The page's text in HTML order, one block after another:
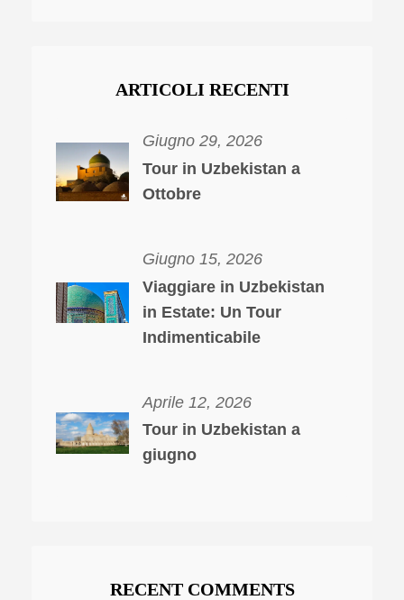
ARTICOLI RECENTI
Giugno 29, 2026
Tour in Uzbekistan a
Ottobre
Giugno 15, 2026
Viaggiare in Uzbekistan
in Estate: Un Tour
Indimenticabile
Aprile 12, 2026
Tour in Uzbekistan a
giugno
RECENT COMMENTS